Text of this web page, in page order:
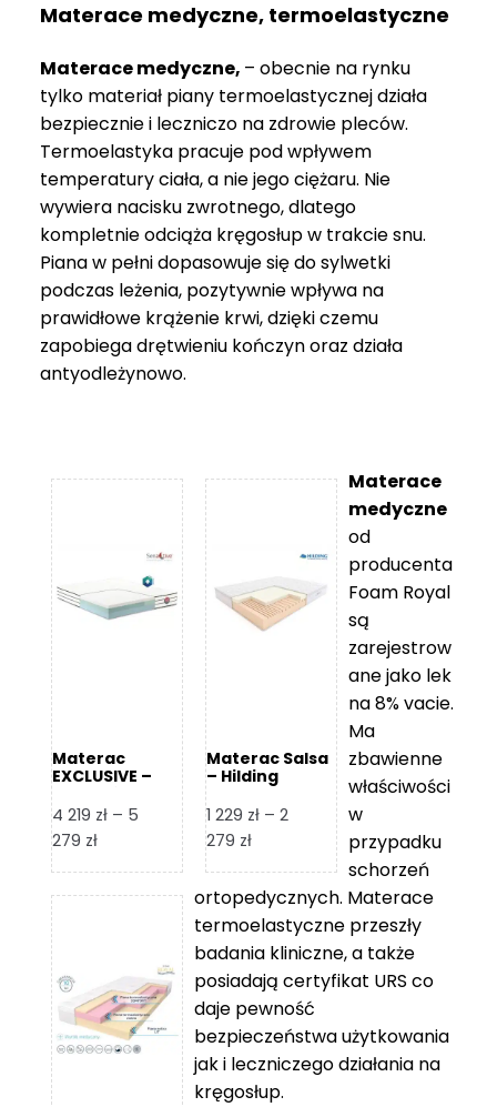
Materace medyczne, termoelastyczne
Materace medyczne, – obecnie na rynku
tylko materiał piany termoelastycznej działa
bezpiecznie i leczniczo na zdrowie pleców.
Termoelastyka pracuje pod wpływem
temperatury ciała, a nie jego ciężaru. Nie
wywiera nacisku zwrotnego, dlatego
kompletnie odciąża kręgosłup w trakcie snu.
Piana w pełni dopasowuje się do sylwetki
podczas leżenia, pozytywnie wpływa na
prawidłowe krążenie krwi, dzięki czemu
zapobiega drętwieniu kończyn oraz działa
antyodleżynowo.
Materac
EXCLUSIVE –
4 219 zł – 5
279 złZakres
od
5
279 zł
Materac Salsa
– Hilding
1 229 zł – 2
279 złZakres
od
1
229 zł
2
279 zł
Materace
medyczne
od
producenta
Foam Royal
są
zarejestrow
ane jako lek
na 8% vacie.
Ma
zbawienne
właściwości
w
przypadku
schorzeń
ortopedycznych. Materace
termoelastyczne przeszły
badania kliniczne, a także
posiadają certyfikat URS co
daje pewność
bezpieczeństwa użytkowania
jak i leczniczego działania na
kręgosłup.